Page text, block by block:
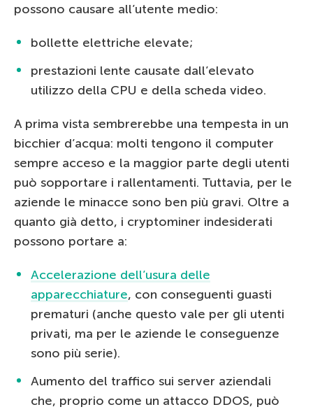
possono causare all’utente medio:
bollette elettriche elevate;
prestazioni lente causate dall’elevato
utilizzo della CPU e della scheda video.
A prima vista sembrerebbe una tempesta in un
bicchier d’acqua: molti tengono il computer
sempre acceso e la maggior parte degli utenti
può sopportare i rallentamenti. Tuttavia, per le
aziende le minacce sono ben più gravi. Oltre a
quanto già detto, i cryptominer indesiderati
possono portare a:
Accelerazione dell’usura delle
apparecchiature, con conseguenti guasti
prematuri (anche questo vale per gli utenti
privati, ma per le aziende le conseguenze
sono più serie).
Aumento del traffico sui server aziendali
che, proprio come un attacco DDOS, può